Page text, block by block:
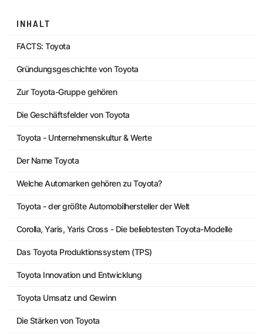
INHALT
FACTS: Toyota
Gründungsgeschichte von Toyota
Zur Toyota-Gruppe gehören
Die Geschäftsfelder von Toyota
Toyota - Unternehmenskultur & Werte
Der Name Toyota
Welche Automarken gehören zu Toyota?
Toyota - der größte Automobilhersteller der Welt
Corolla, Yaris, Yaris Cross - Die beliebtesten Toyota-Modelle
Das Toyota Produktionssystem (TPS)
Toyota Innovation und Entwicklung
Toyota Umsatz und Gewinn
Die Stärken von Toyota